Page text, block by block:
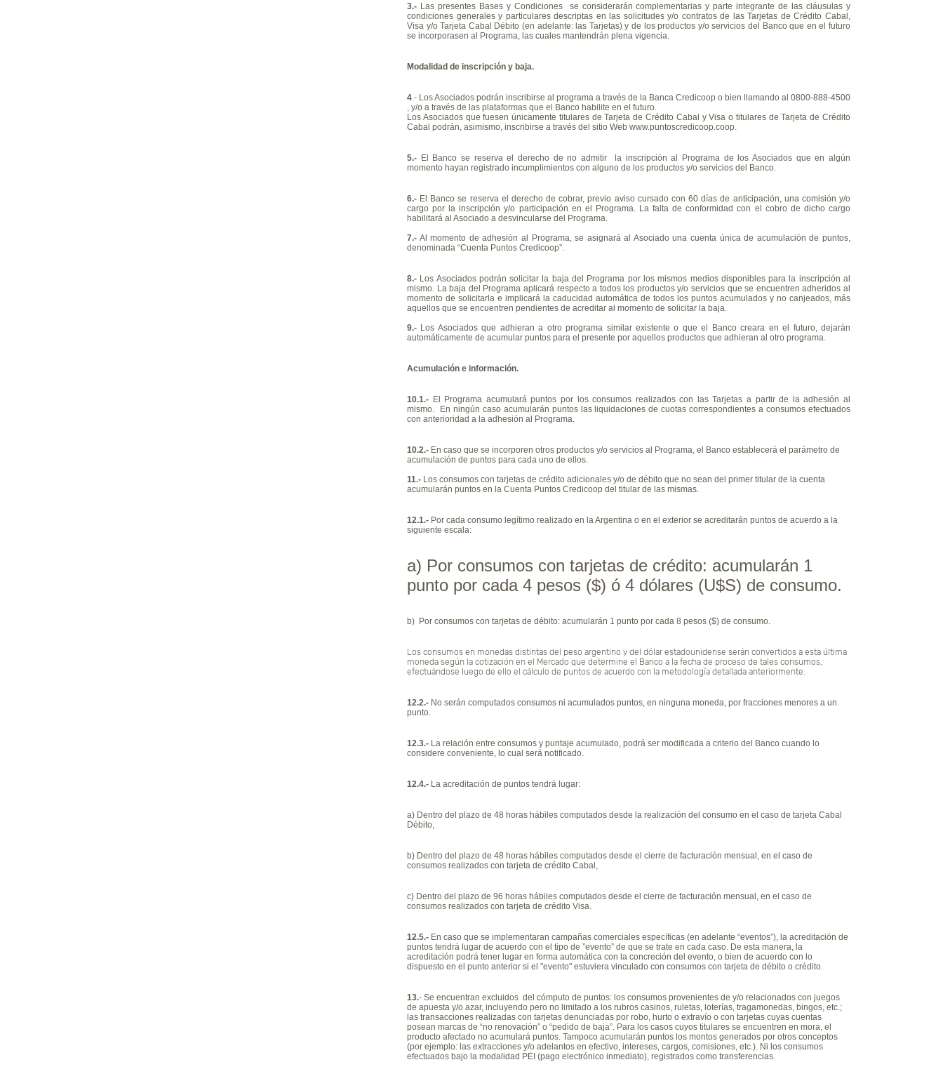
3.- Las presentes Bases y Condiciones se considerarán complementarias y parte integrante de las cláusulas y
condiciones generales y particulares descriptas en las solicitudes y/o contratos de las Tarjetas de Crédito Cabal,
Visa y/o Tarjeta Cabal Débito (en adelante: las Tarjetas) y de los productos y/o servicios del Banco que en el futuro
se incorporasen al Programa, las cuales mantendrán plena vigencia.
Modalidad de inscripción y baja.
4 .- Los Asociados podrán inscribirse al programa a través de la Banca Credicoop o bien llamando al 0800-888-4500
, y/o a través de las plataformas que el Banco habilite en el futuro.
Los Asociados que fuesen únicamente titulares de Tarjeta de Crédito Cabal y Visa o titulares de Tarjeta de Crédito
Cabal podrán, asimismo, inscribirse a través del sitio Web www.puntoscredicoop.coop.
5.- El Banco se reserva el derecho de no admitir la inscripción al Programa de los Asociados que en algún
momento hayan registrado incumplimientos con alguno de los productos y/o servicios del Banco.
6.- El Banco se reserva el derecho de cobrar, previo aviso cursado con 60 días de anticipación, una comisión y/o
cargo por la inscripción y/o participación en el Programa. La falta de conformidad con el cobro de dicho cargo
habilitará al Asociado a desvincularse del Programa.
7.- Al momento de adhesión al Programa, se asignará al Asociado una cuenta única de acumulación de puntos,
denominada “Cuenta Puntos Credicoop”.
8.- Los Asociados podrán solicitar la baja del Programa por los mismos medios disponibles para la inscripción al
mismo. La baja del Programa aplicará respecto a todos los productos y/o servicios que se encuentren adheridos al
momento de solicitarla e implicará la caducidad automática de todos los puntos acumulados y no canjeados, más
aquellos que se encuentren pendientes de acreditar al momento de solicitar la baja.
9.- Los Asociados que adhieran a otro programa similar existente o que el Banco creara en el futuro, dejarán
automáticamente de acumular puntos para el presente por aquellos productos que adhieran al otro programa
Acumulación e información.
10.1.- El Programa acumulará puntos por los consumos realizados con las Tarjetas a partir de la adhesión al
mismo. En ningún caso acumularán puntos las liquidaciones de cuotas correspondientes a consumos efectuados
con anterioridad a la adhesión al Programa.
10.2.- En caso que se incorporen otros productos y/o servicios al Programa, el Banco establecerá el parámetro de
acumulación de puntos para cada uno de ellos.
11.- Los consumos con tarjetas de crédito adicionales y/o de débito que no sean del primer titular de la cuenta
acumularán puntos en la Cuenta Puntos Credicoop del titular de las mismas.
12.1.- Por cada consumo legítimo realizado en la Argentina o en el exterior se acreditarán puntos de acuerdo a la
siguiente escala:
a) Por consumos con tarjetas de crédito: acumularán 1
punto por cada 4 pesos ($) ó 4 dólares (U$S) de consumo.
b) Por consumos con tarjetas de débito: acumularán 1 punto por cada 8 pesos ($) de consumo.
Los consumos en monedas distintas del peso argentino y del dólar estadounidense serán convertidos a esta última
moneda según la cotización en el Mercado que determine el Banco a la fecha de proceso de tales consumos,
efectuándose luego de ello el cálculo de puntos de acuerdo con la metodología detallada anteriormente.
12.2.- No serán computados consumos ni acumulados puntos, en ninguna moneda, por fracciones menores a un
punto.
12.3.- La relación entre consumos y puntaje acumulado, podrá ser modificada a criterio del Banco cuando lo
considere conveniente, lo cual será notificado.
12.4.- La acreditación de puntos tendrá lugar:
a) Dentro del plazo de 48 horas hábiles computados desde la realización del consumo en el caso de tarjeta Cabal
Débito,
b) Dentro del plazo de 48 horas hábiles computados desde el cierre de facturación mensual, en el caso de
consumos realizados con tarjeta de crédito Cabal,
c) Dentro del plazo de 96 horas hábiles computados desde el cierre de facturación mensual, en el caso de
consumos realizados con tarjeta de crédito Visa.
12.5.- En caso que se implementaran campañas comerciales específicas (en adelante “eventos”), la acreditación de
puntos tendrá lugar de acuerdo con el tipo de ”evento” de que se trate en cada caso. De esta manera, la
acreditación podrá tener lugar en forma automática con la concreción del evento, o bien de acuerdo con lo
dispuesto en el punto anterior si el "evento" estuviera vinculado con consumos con tarjeta de débito o crédito.
13.- Se encuentran excluidos del cómputo de puntos: los consumos provenientes de y/o relacionados con juegos
de apuesta y/o azar, incluyendo pero no limitado a los rubros casinos, ruletas, loterías, tragamonedas, bingos, etc.;
las transacciones realizadas con tarjetas denunciadas por robo, hurto o extravío o con tarjetas cuyas cuentas
posean marcas de “no renovación” o “pedido de baja”. Para los casos cuyos titulares se encuentren en mora, el
producto afectado no acumulará puntos. Tampoco acumularán puntos los montos generados por otros conceptos
(por ejemplo: las extracciones y/o adelantos en efectivo, intereses, cargos, comisiones, etc.). Ni los consumos
efectuados bajo la modalidad PEI (pago electrónico inmediato), registrados como transferencias.